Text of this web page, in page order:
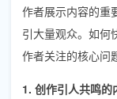
作者展示内容的重
引大量观众。如何
作者关注的核心问
1. 创作引人共鸣的